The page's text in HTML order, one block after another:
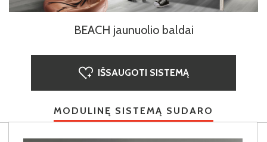
BEACH jaunuolio baldai
IŠSAUGOTI SISTEMĄ
MODULINĘ SISTEMĄ SUDARO